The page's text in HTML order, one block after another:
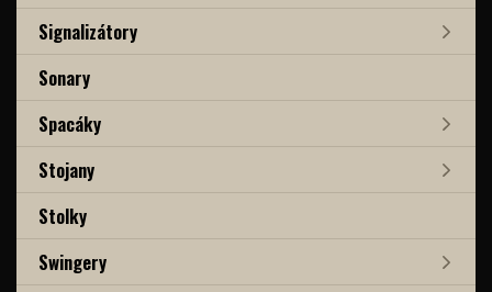
Signalizátory
Sonary
Spacáky
Stojany
Stolky
Swingery